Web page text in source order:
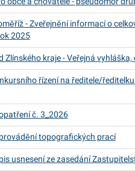
- Zveřejnění informací o
2025
Zlínského kraje - Veřejná
řízení na ředitele/
č. 3_2026
topografických prací
usnesení ze zasedání